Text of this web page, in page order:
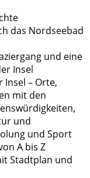
das Nordseebad
und eine
Insel
Insel – Orte,
mit den
und
und Sport
A bis Z
Stadtplan und